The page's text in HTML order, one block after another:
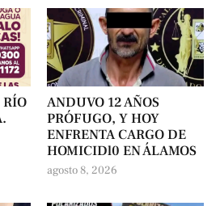
RÍO
ANDUVO 12 AÑOS
PRÓFUGO, Y HOY
ENFRENTA CARGO DE
HOMICIDl0 EN ÁLAMOS
agosto 8, 2026